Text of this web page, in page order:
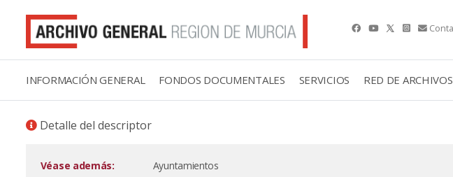
INFORMACIÓN GENERAL FONDOS DOCUMENTALES SERVICIOS RED DE ARCHIVOS
Detalle del descriptor
Véase además:
Ayuntamientos